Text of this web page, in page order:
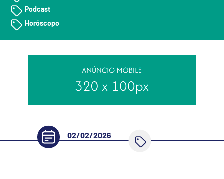
Podcast
Horóscopo
02/02/2026